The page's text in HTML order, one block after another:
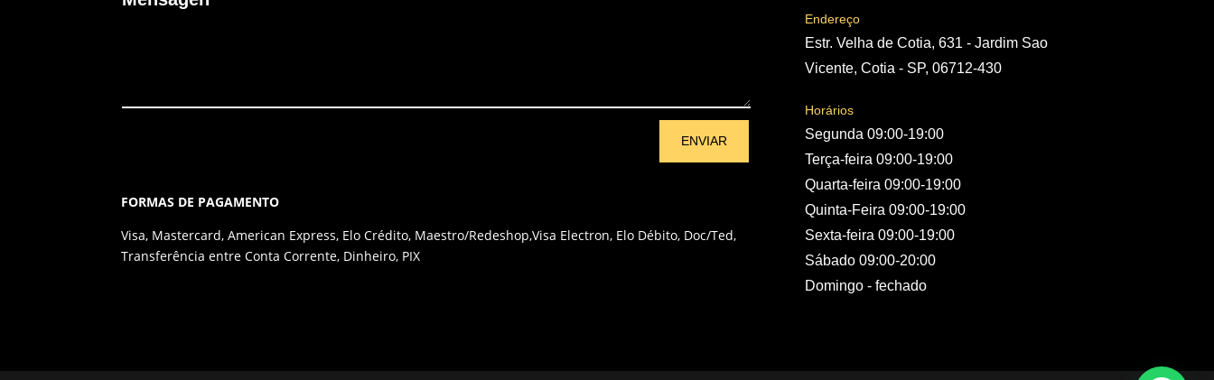
ENVIAR
FORMAS DE PAGAMENTO
Visa, Mastercard, American Express, Elo Crédito, Maestro/Redeshop,Visa Electron, Elo Débito, Doc/Ted,
Transferência entre Conta Corrente, Dinheiro, PIX
Endereço
Estr. Velha de Cotia, 631 - Jardim Sao
Vicente, Cotia - SP, 06712-430
Horários
Segunda 09:00-19:00
Terça-feira 09:00-19:00
Quarta-feira 09:00-19:00
Quinta-Feira 09:00-19:00
Sexta-feira 09:00-19:00
Sábado 09:00-20:00
Domingo - fechado